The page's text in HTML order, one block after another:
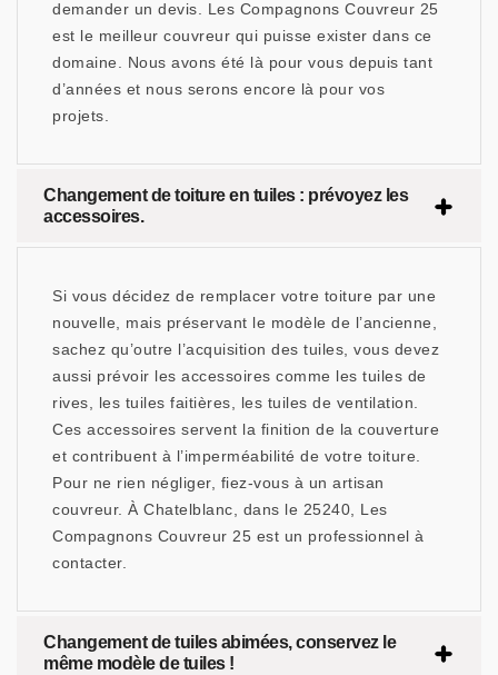
demander un devis. Les Compagnons Couvreur 25
est le meilleur couvreur qui puisse exister dans ce
domaine. Nous avons été là pour vous depuis tant
d’années et nous serons encore là pour vos
projets.
Changement de toiture en tuiles : prévoyez les
accessoires.
Si vous décidez de remplacer votre toiture par une
nouvelle, mais préservant le modèle de l’ancienne,
sachez qu’outre l’acquisition des tuiles, vous devez
aussi prévoir les accessoires comme les tuiles de
rives, les tuiles faitières, les tuiles de ventilation.
Ces accessoires servent la finition de la couverture
et contribuent à l’imperméabilité de votre toiture.
Pour ne rien négliger, fiez-vous à un artisan
couvreur. À Chatelblanc, dans le 25240, Les
Compagnons Couvreur 25 est un professionnel à
contacter.
Changement de tuiles abimées, conservez le
même modèle de tuiles !